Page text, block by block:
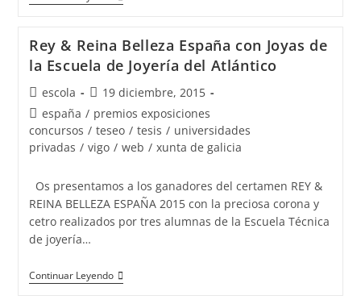
Apóstol
de
Ponteareas
y
la
escuela
joyería
del
por
Rey & Reina Belleza España con Joyas de
la Escuela de Joyería del Atlántico
Autor
de
la
entrada:
escola
Publicación
de
la
entrada:
19 diciembre, 2015
Categoría
de
la
españa / premios exposiciones
concursos / teseo / tesis / universidades
privadas / vigo / web / xunta de galicia
Os presentamos a los ganadores del certamen REY &
REINA BELLEZA ESPAÑA 2015 con la preciosa corona y
cetro realizados por tres alumnas de la Escuela Técnica
de joyería…
Continuar Leyendo
Rey